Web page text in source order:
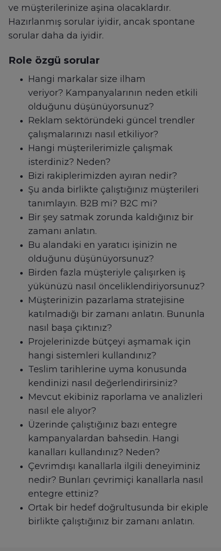
ve müşterilerinize aşina olacaklardır.
Hazırlanmış sorular iyidir, ancak spontane
sorular daha da iyidir.
Role özgü sorular
Hangi markalar size ilham
veriyor? Kampanyalarının neden etkili
olduğunu düşünüyorsunuz?
Reklam sektöründeki güncel trendler
çalışmalarınızı nasıl etkiliyor?
Hangi müşterilerimizle çalışmak
isterdiniz? Neden?
Bizi rakiplerimizden ayıran nedir?
Şu anda birlikte çalıştığınız müşterileri
tanımlayın. B2B mi? B2C mi?
Bir şey satmak zorunda kaldığınız bir
zamanı anlatın.
Bu alandaki en yaratıcı işinizin ne
olduğunu düşünüyorsunuz?
Birden fazla müşteriyle çalışırken iş
yükünüzü nasıl önceliklendiriyorsunuz?
Müşterinizin pazarlama stratejisine
katılmadığı bir zamanı anlatın. Bununla
nasıl başa çıktınız?
Projelerinizde bütçeyi aşmamak için
hangi sistemleri kullandınız?
Teslim tarihlerine uyma konusunda
kendinizi nasıl değerlendirirsiniz?
Mevcut ekibiniz raporlama ve analizleri
nasıl ele alıyor?
Üzerinde çalıştığınız bazı entegre
kampanyalardan bahsedin. Hangi
kanalları kullandınız? Neden?
Çevrimdışı kanallarla ilgili deneyiminiz
nedir? Bunları çevrimiçi kanallarla nasıl
entegre ettiniz?
Ortak bir hedef doğrultusunda bir ekiple
birlikte çalıştığınız bir zamanı anlatın.